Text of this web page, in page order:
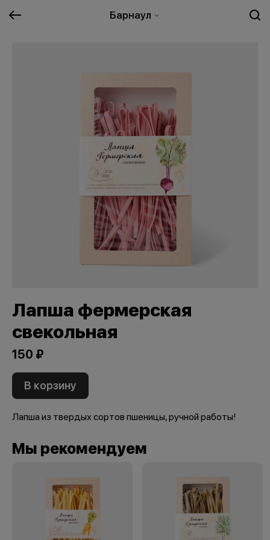
Барнаул
Лапша фермерская
свекольная
150 ₽
В корзину
Лапша из твердых сортов пшеницы, ручной работы!
Мы рекомендуем